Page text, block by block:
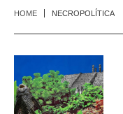
HOME NECROPOLÍTICA